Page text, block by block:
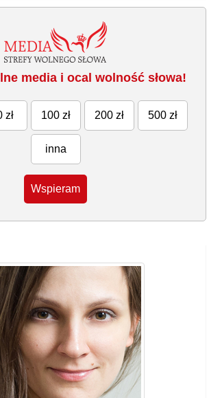
media i ocal wolność słowa!
zł 100 zł 200 zł 500 zł
inna
Wspieram